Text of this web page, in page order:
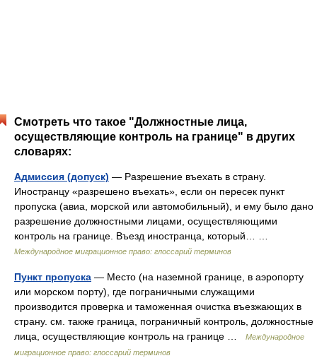
Смотреть что такое "Должностные лица,
осуществляющие контроль на границе" в других
словарях:
Адмиссия (допуск) — Разрешение въехать в страну.
Иностранцу «разрешено въехать», если он пересек пункт
пропуска (авиа, морской или автомобильный), и ему было дано
разрешение должностными лицами, осуществляющими
контроль на границе. Въезд иностранца, который… …
Международное миграционное право: глоссарий терминов
Пункт пропуска — Место (на наземной границе, в аэропорту
или морском порту), где пограничными служащими
производится проверка и таможенная очистка въезжающих в
страну. см. также граница, пограничный контроль, должностные
лица, осуществляющие контроль на границе …
Международное
миграционное право: глоссарий терминов